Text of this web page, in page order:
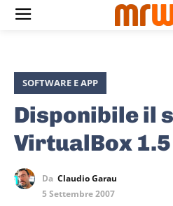
SOFTWARE E APP
Disponibile il
VirtualBox 1.5
Da Claudio Garau
5 Settembre 2007